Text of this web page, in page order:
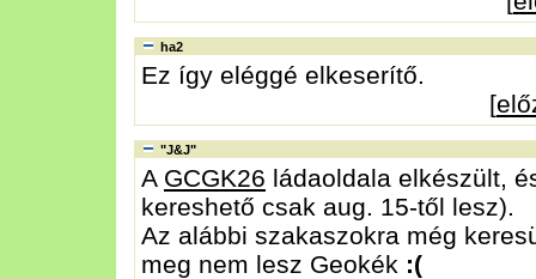
ha2
Ez így eléggé elkeserítő.
[
"J&J"
A GCGK26 ládaoldala elkészült,
kereshető csak aug. 15-től lesz).
Az alábbi szakaszokra még
meg nem lesz Geokék :(